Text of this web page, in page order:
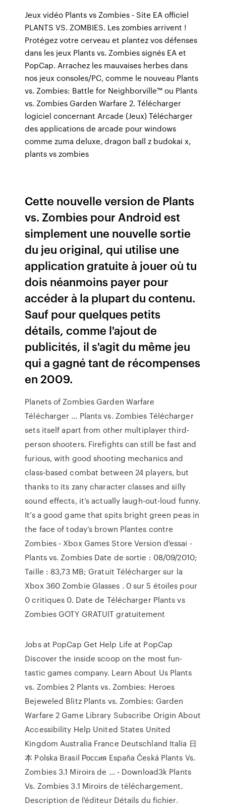
Jeux vidéo Plants vs Zombies - Site EA officiel
PLANTS VS. ZOMBIES. Les zombies arrivent !
Protégez votre cerveau et plantez vos défenses
dans les jeux Plants vs. Zombies signés EA et
PopCap. Arrachez les mauvaises herbes dans
nos jeux consoles/PC, comme le nouveau Plants
vs. Zombies: Battle for Neighborville™ ou Plants
vs. Zombies Garden Warfare 2. Télécharger
logiciel concernant Arcade (Jeux) Télécharger
des applications de arcade pour windows
comme zuma deluxe, dragon ball z budokai x,
plants vs zombies
Cette nouvelle version de Plants
vs. Zombies pour Android est
simplement une nouvelle sortie
du jeu original, qui utilise une
application gratuite à jouer où tu
dois néanmoins payer pour
accéder à la plupart du contenu.
Sauf pour quelques petits
détails, comme l'ajout de
publicités, il s'agit du même jeu
qui a gagné tant de récompenses
en 2009.
Planets of Zombies Garden Warfare
Télécharger … Plants vs. Zombies Télécharger
sets itself apart from other multiplayer third-
person shooters. Firefights can still be fast and
furious, with good shooting mechanics and
class-based combat between 24 players, but
thanks to its zany character classes and silly
sound effects, it’s actually laugh-out-loud funny.
It’s a good game that spits bright green peas in
the face of today’s brown Plantes contre
Zombies - Xbox Games Store Version d'essai -
Plants vs. Zombies Date de sortie : 08/09/2010;
Taille : 83,73 MB; Gratuit Télécharger sur la
Xbox 360 Zombie Glasses . 0 sur 5 étoiles pour
0 critiques 0. Date de Télécharger Plants vs
Zombies GOTY GRATUIT gratuitement
Jobs at PopCap Get Help Life at PopCap
Discover the inside scoop on the most fun-
tastic games company. Learn About Us Plants
vs. Zombies 2 Plants vs. Zombies: Heroes
Bejeweled Blitz Plants vs. Zombies: Garden
Warfare 2 Game Library Subscribe Origin About
Accessibility Help United States United
Kingdom Australia France Deutschland Italia 日
本 Polska Brasil Россия España Česká Plants Vs.
Zombies 3.1 Miroirs de ... - Download3k Plants
Vs. Zombies 3.1 Miroirs de téléchargement.
Description de l'éditeur Détails du fichier.